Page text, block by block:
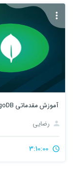
آموزش مقدماتی MongoDB (رایگان)
رضایی